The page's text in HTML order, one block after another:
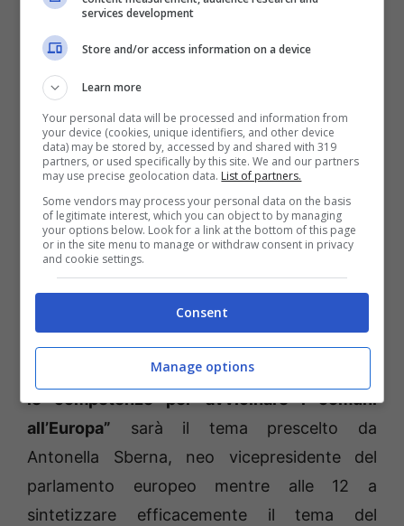
giungeranno i singoli gruppi di lavoro cui
seguiranno tre momenti approfondimenti
conclusivi davvero importanti. Il primo,
“Visione di Anci Lazio al servizio del sistema
dei comuni”,registrerà il confronto tra il
segretario generale di Anci Lazio Giuseppe De
Righi con i direttori regionali Paolo Alfarone,
Emanuele Calcagni e Paolo Giuntarelli;
l’assessore all’urbanistica di Roma capitale
Maurizio Veloccia e Amedeo Scarsella
presidente dell’Unione nazionale dei segretari
Gheri, direttore di Anci Toscana.
le competenze per avvicinare i comuni
all’Europa” sarà il tema prescelto da
Antonella Sberna, neo vicepresidente del
parlamento europeo mentre alle 12 a
sintetizzare efficacemente il tema del
services development
Store and/or access information on a device
Learn more
Your personal data will be processed and information from
your device (cookies, unique identifiers, and other device
data) may be stored by, accessed by and shared with 319
partners, or used specifically by this site. We and our partners
may use precise geolocation data. List of partners.
Some vendors may process your personal data on the basis
of legitimate interest, which you can object to by managing
your options below. Look for a link at the bottom of this page
or in the site menu to manage or withdraw consent in privacy
and cookie settings.
Consent
Manage options